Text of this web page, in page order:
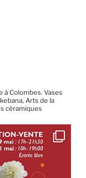
Colombes. Vases
Arts de la
céramiques